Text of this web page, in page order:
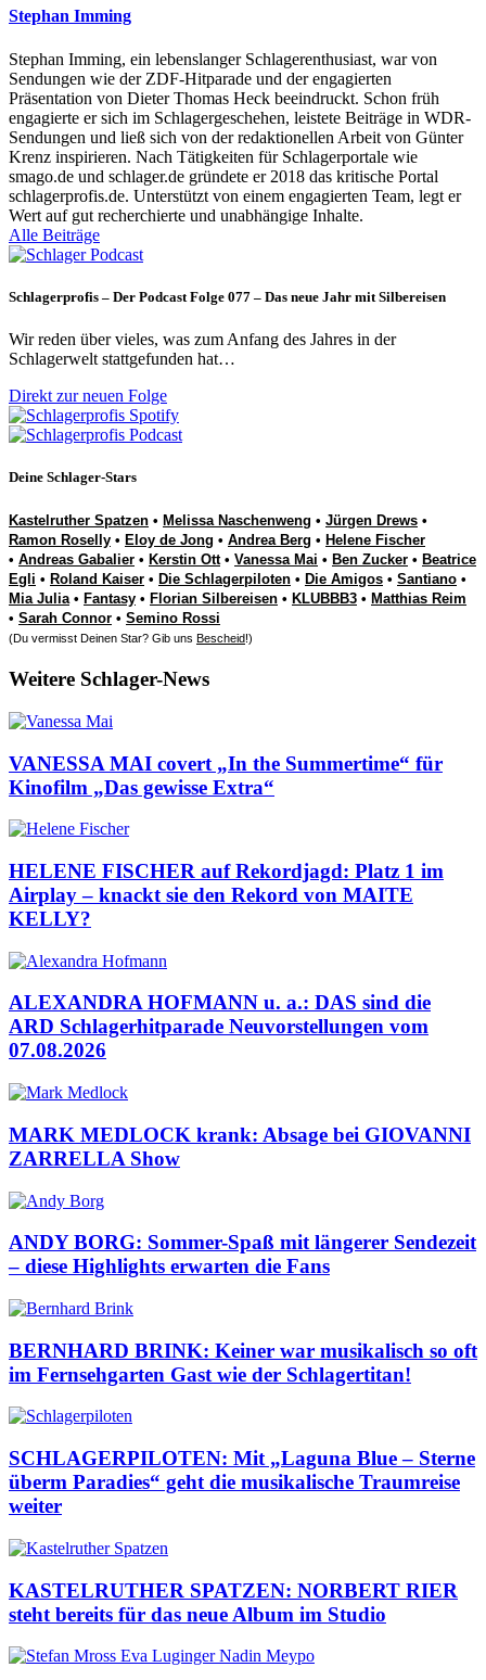
Stephan Imming
Stephan Imming, ein lebenslanger Schlagerenthusiast, war von
Sendungen wie der ZDF-Hitparade und der engagierten
Präsentation von Dieter Thomas Heck beeindruckt. Schon früh
engagierte er sich im Schlagergeschehen, leistete Beiträge in WDR-
Sendungen und ließ sich von der redaktionellen Arbeit von Günter
Krenz inspirieren. Nach Tätigkeiten für Schlagerportale wie
smago.de und schlager.de gründete er 2018 das kritische Portal
schlagerprofis.de. Unterstützt von einem engagierten Team, legt er
Wert auf gut recherchierte und unabhängige Inhalte.
Alle Beiträge
Schlagerprofis – Der Podcast Folge 077 – Das neue Jahr mit Silbereisen
Wir reden über vieles, was zum Anfang des Jahres in der
Schlagerwelt stattgefunden hat…
Direkt zur neuen Folge
Deine Schlager-Stars
Kastelruther Spatzen • Melissa Naschenweng • Jürgen Drews •
Ramon Roselly • Eloy de Jong • Andrea Berg • Helene Fischer
• Andreas Gabalier • Kerstin Ott• Vanessa Mai • Ben Zucker • Beatrice
Egli • Roland Kaiser • Die Schlagerpiloten • Die Amigos • Santiano •
Mia Julia• Fantasy • Florian Silbereisen • KLUBBB3 • Matthias Reim
• Sarah Connor • Semino Rossi
(Du vermisst Deinen Star? Gib uns Bescheid!)
Weitere Schlager-News
VANESSA MAI covert „In the Summertime“ für
Kinofilm „Das gewisse Extra“
HELENE FISCHER auf Rekordjagd: Platz 1 im
Airplay – knackt sie den Rekord von MAITE
KELLY?
ALEXANDRA HOFMANN u. a.: DAS sind die
ARD Schlagerhitparade Neuvorstellungen vom
07.08.2026
MARK MEDLOCK krank: Absage bei GIOVANNI
ZARRELLA Show
ANDY BORG: Sommer-Spaß mit längerer Sendezeit
– diese Highlights erwarten die Fans
BERNHARD BRINK: Keiner war musikalisch so oft
im Fernsehgarten Gast wie der Schlagertitan!
SCHLAGERPILOTEN: Mit „Laguna Blue – Sterne
überm Paradies“ geht die musikalische Traumreise
weiter
KASTELRUTHER SPATZEN: NORBERT RIER
steht bereits für das neue Album im Studio